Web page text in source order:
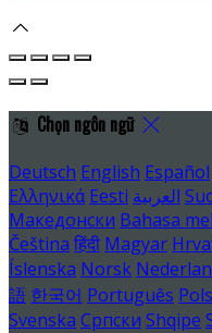
Chọn ngôn ngữ
Deutsch English Español
Ελληνικά Eesti العربية
Македонски Bahasa
Čeština हिंदी Magyar
Íslenska Norsk
語 한국어 Português
Svenska Српски Shqipe